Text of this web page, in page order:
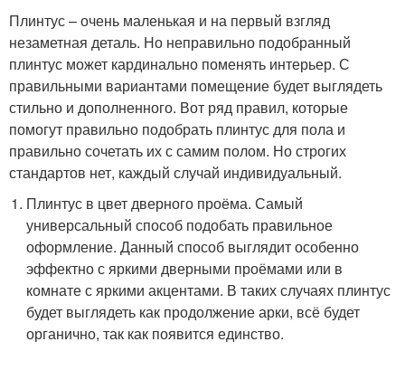
Плинтус – очень маленькая и на первый взгляд
незаметная деталь. Но неправильно подобранный
плинтус может кардинально поменять интерьер. С
правильными вариантами помещение будет выглядеть
стильно и дополненного. Вот ряд правил, которые
помогут правильно подобрать плинтус для пола и
правильно сочетать их с самим полом. Но строгих
стандартов нет, каждый случай индивидуальный.
Плинтус в цвет дверного проёма. Самый
универсальный способ подобать правильное
оформление. Данный способ выглядит особенно
эффектно с яркими дверными проёмами или в
комнате с яркими акцентами. В таких случаях плинтус
будет выглядеть как продолжение арки, всё будет
органично, так как появится единство.